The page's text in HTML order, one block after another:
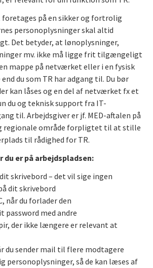
foretages på en sikker og fortrolig
personoplysninger skal altid
Det betyder, at lønoplysninger,
mv. ikke må ligge frit tilgængeligt
mappe på netværket eller i en fysisk
du som TR har adgang til. Du bør
kan låses og en del af netværket fx et
du og teknisk support fra IT-
til. Arbejdsgiver er jf. MED-aftalen på
regionale område forpligtet til at stille
til rådighed for TR.
du er på arbejdspladsen:
skrivebord – det vil sige ingen
dit skrivebord
når du forlader den
password med andre
der ikke længere er relevant at
du sender mail til flere modtagere
personoplysninger, så de kan læses af